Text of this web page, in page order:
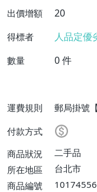
出價增額
20
得標者 人品定優
數量 0件
運費規則
郵局掛號
運費】
付款方式
商品狀況
二手品
所在地區
台北市
商品編號